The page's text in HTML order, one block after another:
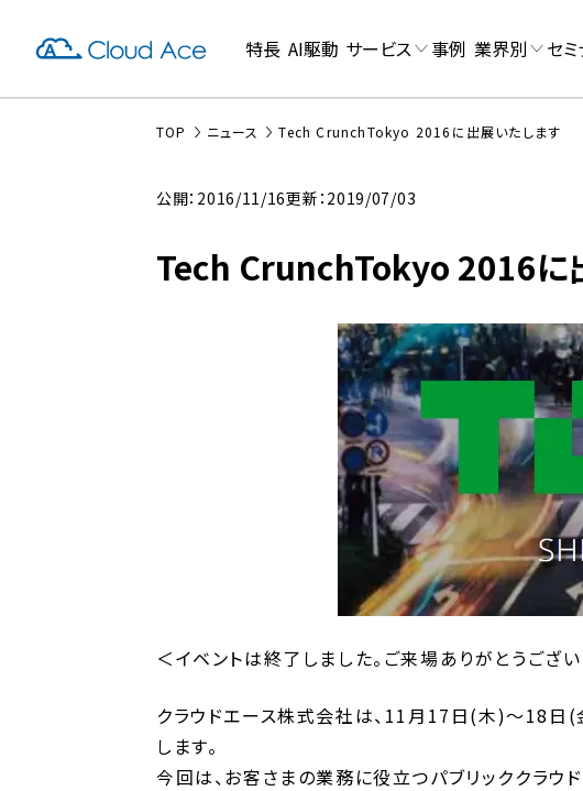
特長 AI駆動 サービス 事例 業界別 セ
TOP ニュース Tech CrunchTokyo 2016に出展いたします
公開：2016/11/16更新：2019/07/03
Tech CrunchTokyo 2016に
＜イベントは終了しました。ご来場ありがとうござい
クラウドエース株式会社は、11月17日(木)～18
します。
今回は、お客さまの業務に役立つパブリッククラ